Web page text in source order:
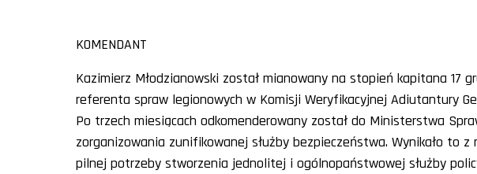
KOMENDANT
Kazimierz Młodzianowski został mianowany na stopień kapitana 17
referenta spraw legionowych w Komisji Weryfikacyjnej Adiutantury
Po trzech miesiącach odkomenderowany został do Ministerstwa
zorganizowania zunifikowanej służby bezpieczeństwa. Wynikało to z
pilnej potrzeby stworzenia jednolitej i ogólnopaństwowej służby